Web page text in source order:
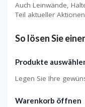
Auch Leinwände,
Teil aktueller
So lösen Sie
Produkte
Legen Sie Ihre
Warenkorb öffnen